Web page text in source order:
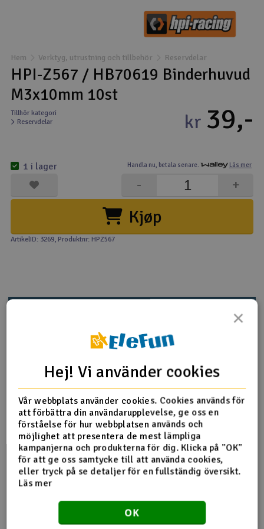
Drönare
Drönare för FPV
Flygplan
Kamerautrustning
Modellbygg- och byggsatser
Modelljärnväg
Scooter & elfordon
Smarthem, lek och hobby
Solenergi
Verktyg, utrustning och tillbehör
Hem Verktyg, utrustning och tillbehör Reservdelar
HPI-Z567 / HB70619 Binderhuvud
M3x10mm 10st
Tillhör kategori
Reservdelar
Handla nu, betala senare. Läs mer
kr 39,-
Kjøp
+
-
1 i lager
ArtikelID: 3269, Produktnr: HPZ567
Produktinformation
Z567 TP. Bindhuvudskruv M3x10mm 10st
Fler detaljer
Produkten är
förknippad med
Reservdelar HPI
HPI WR8 3.0 1996 Ford Escort RS
Cosworth 4WD
HPI WR8 3.0 2001 WRC Subaru
×
Hej! Vi använder cookies
Vår webbplats använder cookies. Cookies används för
att förbättra din användarupplevelse, ge oss en
förståelse för hur webbplatsen används och
möjlighet att presentera de mest lämpliga
kampanjerna och produkterna för dig. Klicka på "OK"
för att ge oss samtycke till att använda cookies,
eller tryck på se detaljer för en fullständig översikt.
Läs mer
OK